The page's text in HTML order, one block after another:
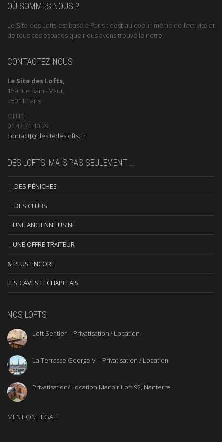
OÙ SOMMES NOUS ?
Le Site des Lofts est basé à Paris : c’est au coeur même de l’activité et
de tous ces espaces que nous avons trouvé le notre.
CONTACTEZ-NOUS
Le Site des Lofts,
159 rue Saint-Maur,
75011 Paris
OFFICE
01.42.71.40.79
contact[@]lesitedeslofts.Fr
DES LOFTS, MAIS PAS SEULEMENT …
… DES PÉNICHES
… DES CLUBS
…UNE ANCIENNE USINE
…UNE OFFRE TRAITEUR
& PLUS ENCORE
LES CAVES LECHAPELAIS
NOS LOFTS
Loft Sentier – Privatisation / Location
La Terrasse George V – Privatisation / Location
Privatisation/ Location Manoir Loft 92, Nanterre
MENTION LÉGALE